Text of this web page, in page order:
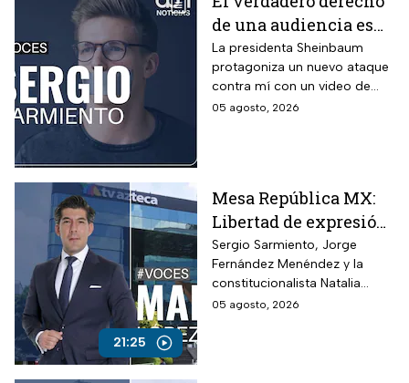
pagos pendientes.
de una audiencia es
tener la opción de
cambiar de canal,
opina Sergio
Sarmiento
La presidenta Sheinbaum
protagoniza un nuevo ataque
contra mí con un video de
hace 26 años.
05 agosto, 2026
21:25
Mesa República MX:
Libertad de expresión
en riesgo y los
ataques contra TV
Azteca
Sergio Sarmiento, Jorge
Fernández Menéndez y la
constitucionalista Natalia
Torres analizan los recientes
05 agosto, 2026